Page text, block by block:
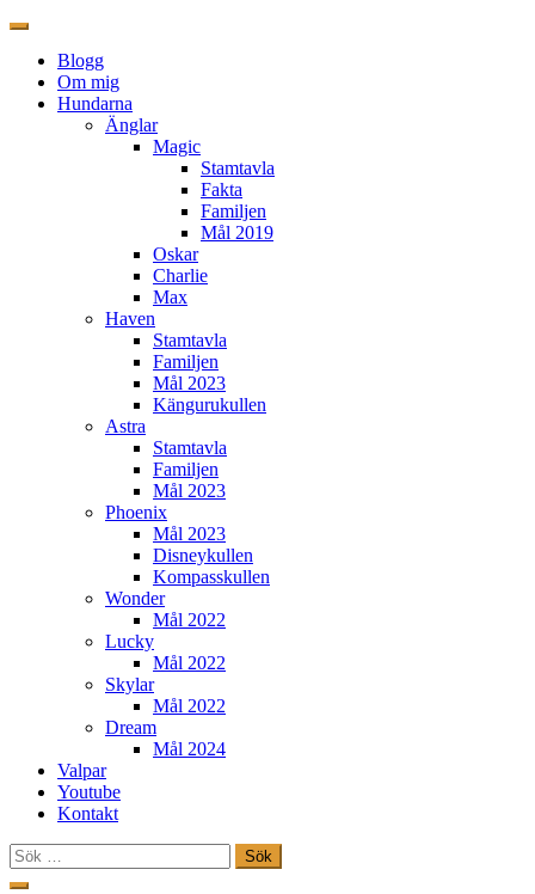
Blogg
Om mig
Hundarna
Änglar
Magic
Stamtavla
Fakta
Familjen
Mål 2019
Oskar
Charlie
Max
Haven
Stamtavla
Familjen
Mål 2023
Kängurukullen
Astra
Stamtavla
Familjen
Mål 2023
Phoenix
Mål 2023
Disneykullen
Kompasskullen
Wonder
Mål 2022
Lucky
Mål 2022
Skylar
Mål 2022
Dream
Mål 2024
Valpar
Youtube
Kontakt
Sök
efter:
Hoppa